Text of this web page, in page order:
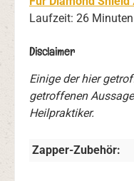
Laufzeit: 26 Minuten
Disclaimer
Einige der hier
getroffenen
Heilpraktiker.
Zapper-Zubehör: